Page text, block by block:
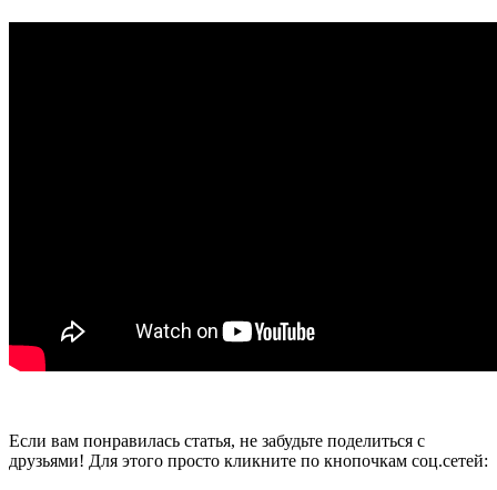
Если вам понравилась статья, не забудьте поделиться с
друзьями! Для этого просто кликните по кнопочкам соц.сетей: